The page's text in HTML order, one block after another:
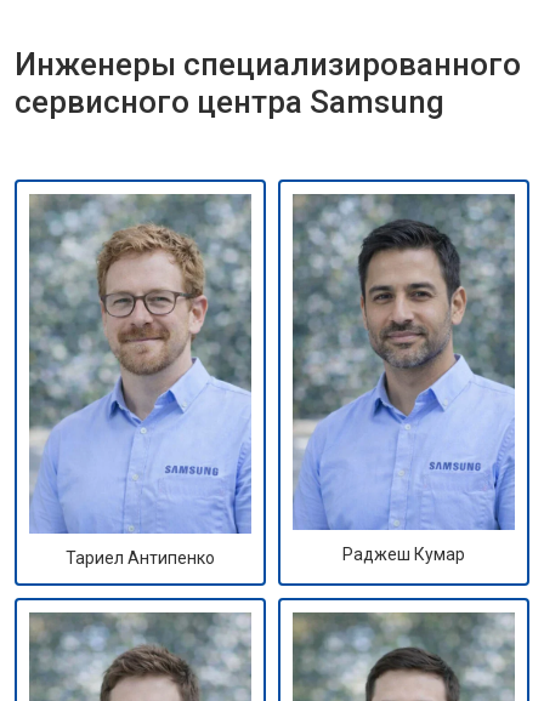
Инженеры специализированного
сервисного центра Samsung
Тариел Антипенко Раджеш Кумар